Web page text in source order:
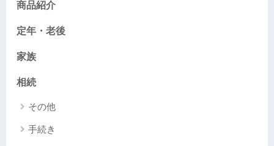
商品紹介
定年・老後
家族
相続
その他
手続き